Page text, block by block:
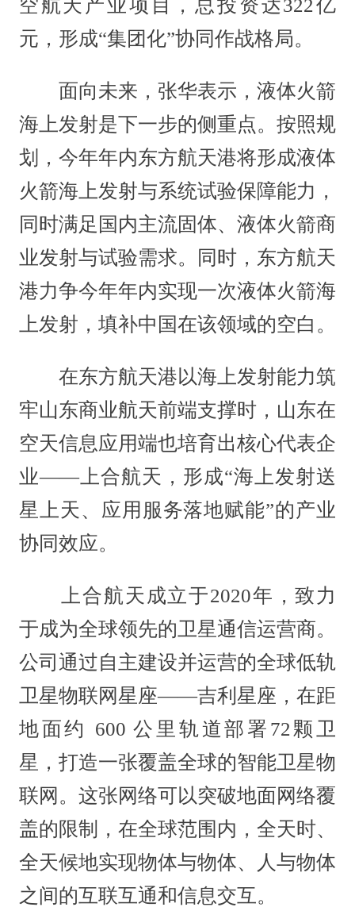
空航天产业项目，总投资达322亿
元，形成“集团化”协同作战格局。
面向未来，张华表示，液体火箭
海上发射是下一步的侧重点。按照规
划，今年年内东方航天港将形成液体
火箭海上发射与系统试验保障能力，
同时满足国内主流固体、液体火箭商
业发射与试验需求。同时，东方航天
港力争今年年内实现一次液体火箭海
上发射，填补中国在该领域的空白。
在东方航天港以海上发射能力筑
牢山东商业航天前端支撑时，山东在
空天信息应用端也培育出核心代表企
业——上合航天，形成“海上发射送
星上天、应用服务落地赋能”的产业
协同效应。
上合航天成立于2020年，致力
于成为全球领先的卫星通信运营商。
公司通过自主建设并运营的全球低轨
卫星物联网星座——吉利星座，在距
地面约 600 公里轨道部署72颗卫
星，打造一张覆盖全球的智能卫星物
联网。这张网络可以突破地面网络覆
盖的限制，在全球范围内，全天时、
全天候地实现物体与物体、人与物体
之间的互联互通和信息交互。